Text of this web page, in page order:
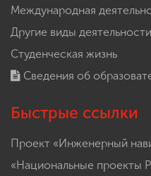
Международная
Другие виды деятельности
Студенческая жизнь
Сведения об
Быстрые ссылки
Проект «Инженерный
«Национальные проекты